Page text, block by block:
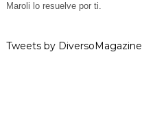
Maroli lo resuelve por ti.
Tweets by DiversoMagazine